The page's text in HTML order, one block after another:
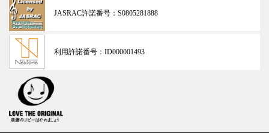
JASRAC許諾番号： S0805281888
利用許諾番号： ID000001493